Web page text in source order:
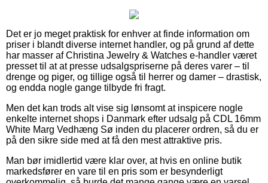
Det er jo meget praktisk for enhver at finde information om
priser i blandt diverse internet handler, og på grund af dette
har masser af Christina Jewelry & Watches e-handler været
presset til at at presse udsalgspriserne på deres varer – til
drenge og piger, og tillige også til herrer og damer – drastisk,
og endda nogle gange tilbyde fri fragt.
Men det kan trods alt vise sig lønsomt at inspicere nogle
enkelte internet shops i Danmark efter udsalg på CDL 16mm
White Marg Vedhæng Sø inden du placerer ordren, så du er
på den sikre side med at få den mest attraktive pris.
Man bør imidlertid være klar over, at hvis en online butik
markedsfører en vare til en pris som er besynderligt